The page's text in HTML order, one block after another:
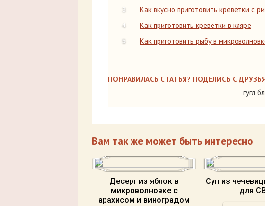
Как вкусно приготовить креветки с
Как приготовить креветки в кляре
Как приготовить рыбу в
ПОНРАВИЛАСЬ СТАТЬЯ? ПОДЕЛИСЬ С
гугл
Вам так же может быть интересно
Десерт из яблок в
микроволновке с
арахисом и виноградом
Суп из
для